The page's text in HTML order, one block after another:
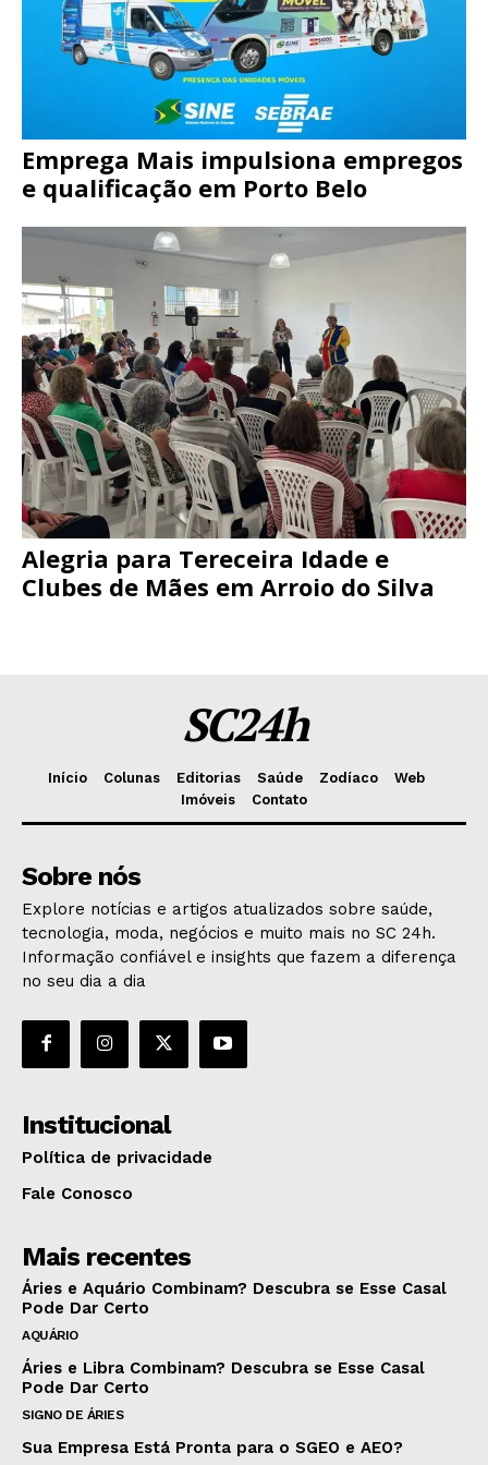
Emprega Mais impulsiona empregos
e qualificação em Porto Belo
Alegria para Tereceira Idade e
Clubes de Mães em Arroio do Silva
SC24h
Início Colunas Editorias Saúde Zodíaco
Web
Imóveis
Contato
Sobre nós
Explore notícias e artigos atualizados sobre saúde,
tecnologia, moda, negócios e muito mais no SC 24h.
Informação confiável e insights que fazem a diferença
no seu dia a dia
Institucional
Política de privacidade
Fale Conosco
Mais recentes
Áries e Aquário Combinam? Descubra se Esse Casal
Pode Dar Certo
AQUÁRIO
Áries e Libra Combinam? Descubra se Esse Casal
Pode Dar Certo
SIGNO DE ÁRIES
Sua Empresa Está Pronta para o SGEO e AEO?